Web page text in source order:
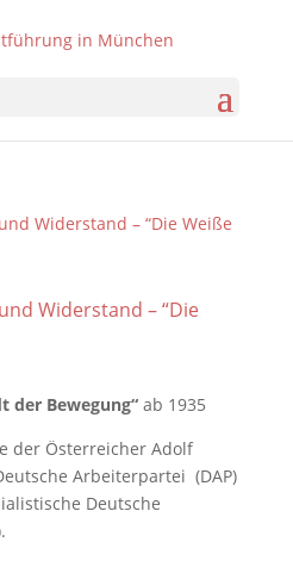
Widerstand – “Die
der Bewegung“ab 1935
der Österreicher Adolf
Arbeiterpartei (DAP)
Deutsche